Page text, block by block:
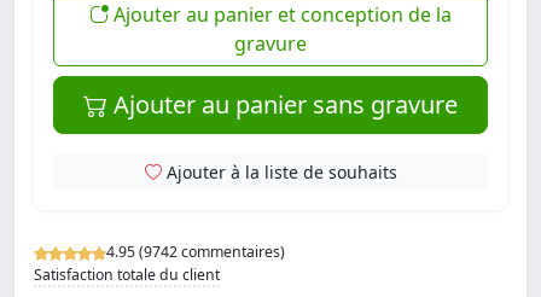
4.95 (9742 commentaires)
Satisfaction totale du client
Ajouter au panier et conception de la
gravure
Ajouter au panier sans gravure
Ajouter à la liste de souhaits